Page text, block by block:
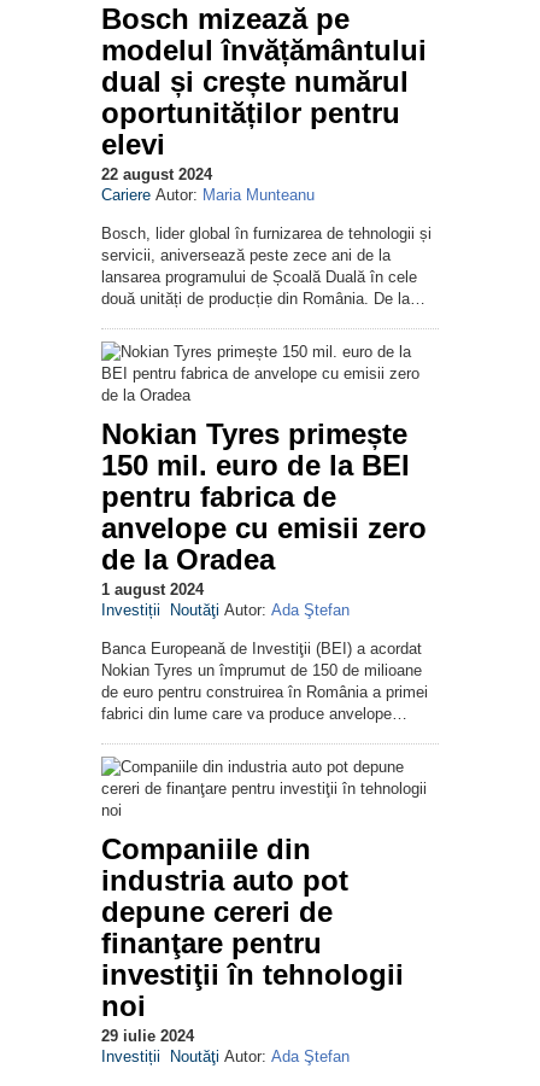
Bosch mizează pe
modelul învățământului
dual și crește numărul
oportunităților pentru
elevi
22 august 2024
Cariere Autor: Maria Munteanu
Bosch, lider global în furnizarea de tehnologii și
servicii, aniversează peste zece ani de la
lansarea programului de Școală Duală în cele
două unități de producție din România. De la…
Nokian Tyres primește
150 mil. euro de la BEI
pentru fabrica de
anvelope cu emisii zero
de la Oradea
1 august 2024
Investiții
Noutăţi Autor: Ada Ştefan
Banca Europeană de Investiţii (BEI) a acordat
Nokian Tyres un împrumut de 150 de milioane
de euro pentru construirea în România a primei
fabrici din lume care va produce anvelope…
Companiile din
industria auto pot
depune cereri de
finanţare pentru
investiţii în tehnologii
noi
29 iulie 2024
Investiții
Noutăţi Autor: Ada Ştefan